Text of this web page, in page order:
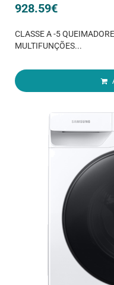
928.59€
CLASSE A -5
MULTIFUNÇÕES...